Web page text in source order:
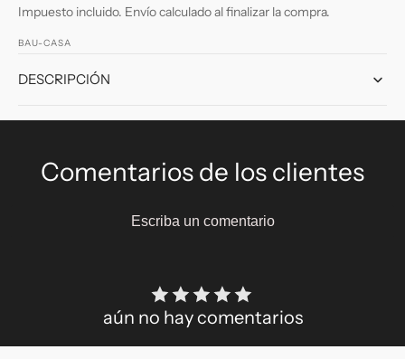
no
habitual
Impuesto incluido. Envío calculado al finalizar la compra.
BAU-CASA
DESCRIPCIÓN
Comentarios de los clientes
Escriba un comentario
aún no hay comentarios